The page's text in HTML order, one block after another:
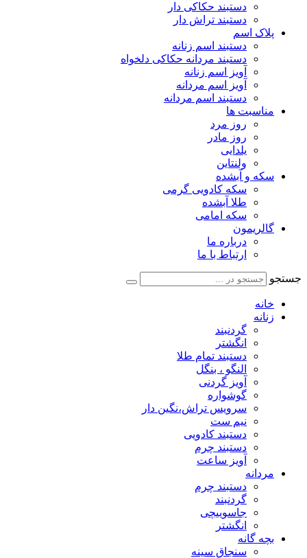
دستبند حکاکی دار
دستبند تراش دار
پلاک اسم
دستبند اسم زنانه
دستبند مردانه حکاکی دلخواه
آویز اسم زنانه
آویز اسم مردانه
دستبند اسم مردانه
مناسبت ها
روز مرد
روز مادر
یلدایی
ولنتاین
سکه و آبشده
سکه کادویی گرمی
طلا آبشده
سکه امامی
گالریمون
درباره ما
ارتباط با ما
جستجو
خانه
زنانه
گردنبند
انگشتر
دستبند تمام طلا
النگو ، بنگل
آویز گردنی
گوشواره
سرویس تراش،نگین دار
نیم ست
دستبند کادویی
دستبند چرم
آویز ساعت
مردانه
دستبند چرم
گردنبند
جاسوییچی
انگشتر
بچه گانه
سنجاق سینه